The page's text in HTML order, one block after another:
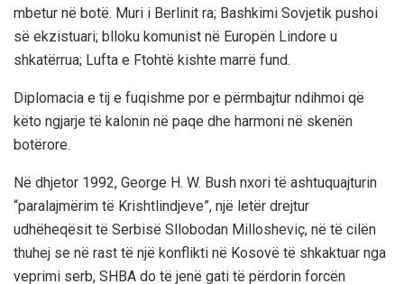
mbetur në botë. Muri i Berlinit ra; Bashkimi Sovjetik pushoi
së ekzistuari; blloku komunist në Europën Lindore u
shkatërrua; Lufta e Ftohtë kishte marrë fund.
Diplomacia e tij e fuqishme por e përmbajtur ndihmoi që
këto ngjarje të kalonin në paqe dhe harmoni në skenën
botërore.
Në dhjetor 1992, George H. W. Bush nxori të ashtuquajturin
“paralajmërim të Krishtlindjeve”, një letër drejtur
udhëheqësit të Serbisë Sllobodan Millosheviç, në të cilën
thuhej se në rast të një konflikti në Kosovë të shkaktuar nga
veprimi serb, SHBA do të jenë gati të përdorin forcën